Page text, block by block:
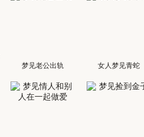
梦见老公出轨 女人梦见青蛇